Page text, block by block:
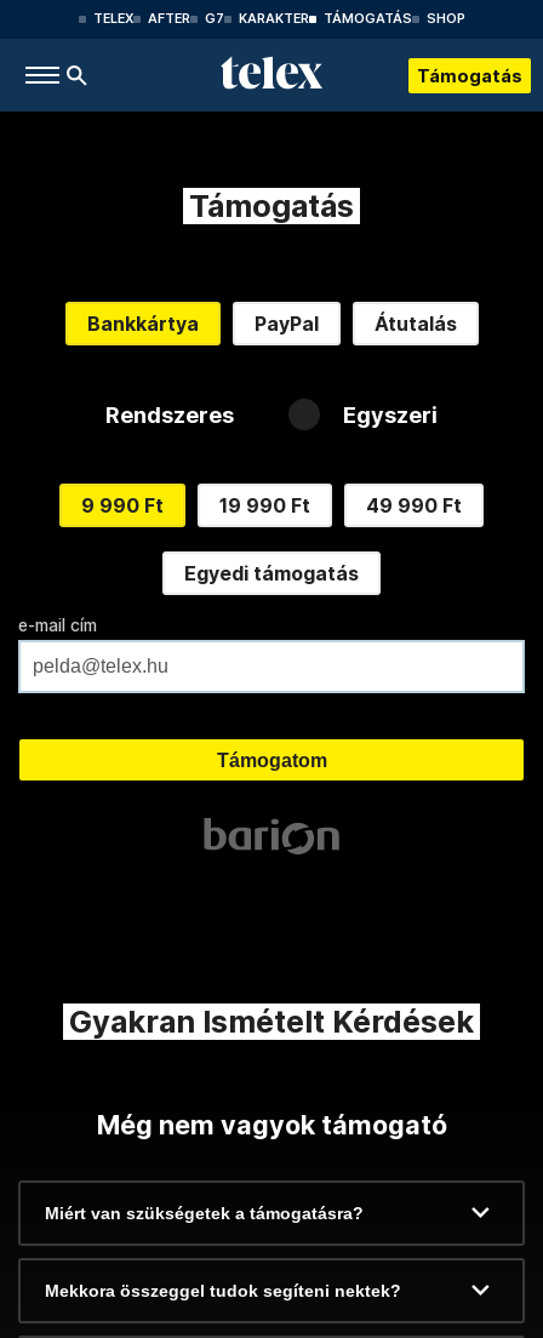
TELEX AFTER G7 KARAKTER TÁMOGATÁS SHOP
Támogatás
Támogatás
Bankkártya PayPal Átutalás
Rendszeres Egyszeri
9 990 Ft 19 990 Ft 49 990 Ft
Egyedi támogatás
e-mail cím
Gyakran Ismételt Kérdések
Még nem vagyok támogató
Miért van szükségetek a támogatásra?
Mekkora összeggel tudok segíteni nektek?